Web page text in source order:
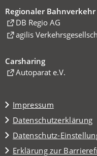
neuen
Tab)
einem
neuen
Tab)
Regionaler Bahnverkehr
DB Regio AG
(Öffnet
in
neuen
Tab)
agilis
(Öffnet
einem
neuen
Tab)
Carsharing
Autoparat e.V.
(Öffnet
neuen
Tab)
Impressum
Datenschutzerklärung
Datenschutz-
Erklärung zur